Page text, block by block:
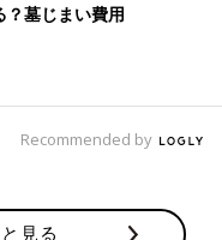
？墓じまい費用
Recommended by
見る